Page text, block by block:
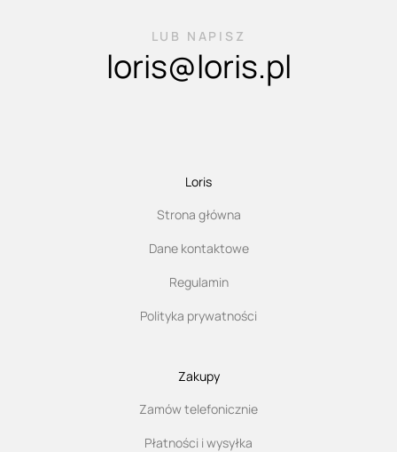
LUB NAPISZ
loris@loris.pl
Loris
Strona główna
Dane kontaktowe
Regulamin
Polityka prywatności
Zakupy
Zamów telefonicznie
Płatności i wysyłka